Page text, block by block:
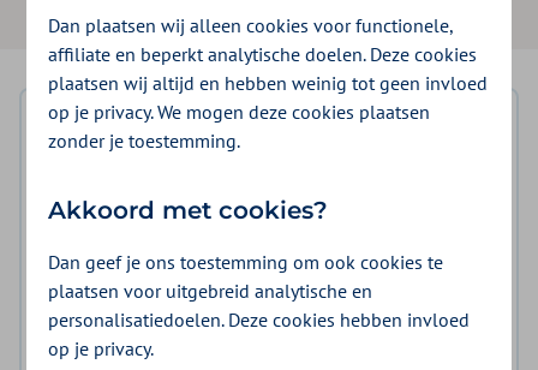
Inhoudsopgave
Wat we willen bereiken
Voorwaarden overeenkomst
Tarieven en volume
Dan plaatsen wij alleen cookies voor functionele,
affiliate en beperkt analytische doelen. Deze cookies
plaatsen wij altijd en hebben weinig tot geen invloed
op je privacy. We mogen deze cookies plaatsen
zonder je toestemming.
Akkoord met cookies?
Dan geef je ons toestemming om ook cookies te
plaatsen voor uitgebreid analytische en
personalisatiedoelen. Deze cookies hebben invloed
op je privacy.